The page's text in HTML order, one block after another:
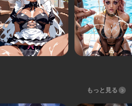
もっと見る